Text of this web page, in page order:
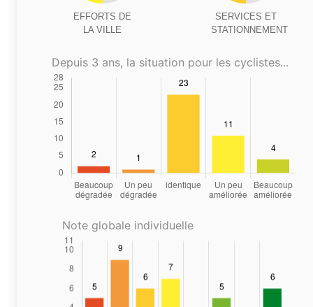
EFFORTS DE
LA VILLE
SERVICES ET
STATIONNEMENT
Depuis 3 ans, la situation pour les cyclistes...
Note globale individuelle